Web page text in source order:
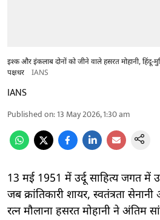
इश्क और इंकलाब दोनों को जीने वाले हसरत मोहानी,
पक्षधर
IANS
IANS
Published on:13 May 2026, 1:30 am
13 मई 1951 में उर्दू साहित्य जगत
जब क्रांतिकारी शायर, स्वतंत्रता
रत्न मौलाना हसरत मोहानी ने अंतिम